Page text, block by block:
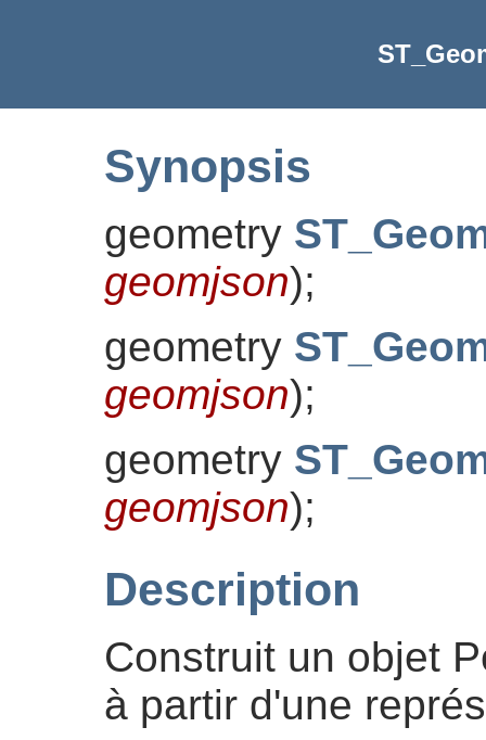
Synopsis
geometry
geomjson);
geometry
geomjson);
geometry
geomjson);
Description
Construit un objet
à partir d'une